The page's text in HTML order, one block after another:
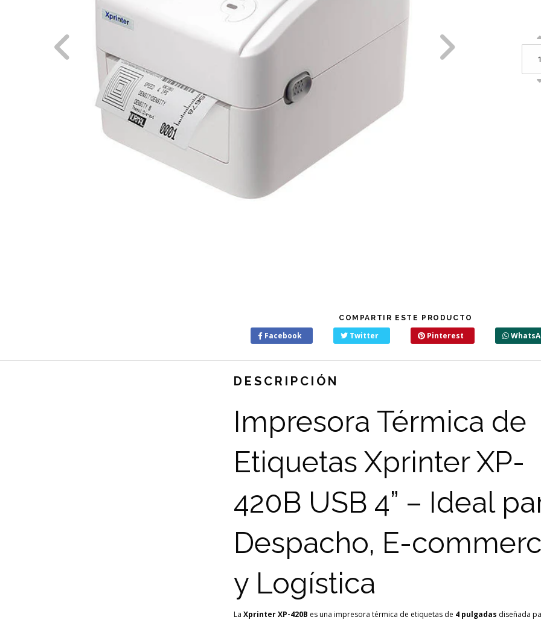
COMPARTIR ESTE PRODUCTO
Facebook Twitter Pinterest
DESCRIPCIÓN
Impresora Térmica de
Etiquetas Xprinter XP-
420B USB 4” – Ideal
Despacho, E-
y Logística
La Xprinter XP-420B es una impresora térmica de etiquetas de 4 pulgadas diseñada